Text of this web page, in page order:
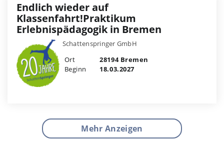
Endlich wieder auf
Klassenfahrt!Praktikum
Erlebnispädagogik in Bremen
Schattenspringer GmbH
Ort
28194 Bremen
Beginn
18.03.2027
Mehr Anzeigen